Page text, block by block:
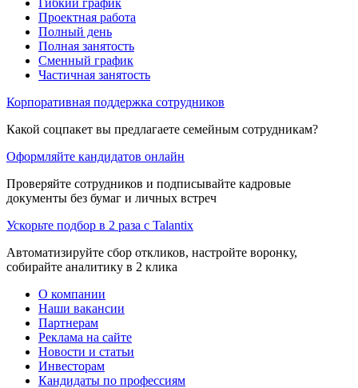
Проектная работа
Полный день
Полная занятость
Сменный график
Частичная занятость
Корпоративная поддержка сотрудников
Какой соцпакет вы предлагаете семейным сотрудникам?
Оформляйте кандидатов онлайн
Проверяйте сотрудников и подписывайте кадровые
документы без бумаг и личных встреч
Ускорьте подбор в 2 раза с Talantix
Автоматизируйте сбор откликов, настройте воронку,
собирайте аналитику в 2 клика
О компании
Наши вакансии
Партнерам
Реклама на сайте
Новости и статьи
Инвесторам
Кандидаты по профессиям